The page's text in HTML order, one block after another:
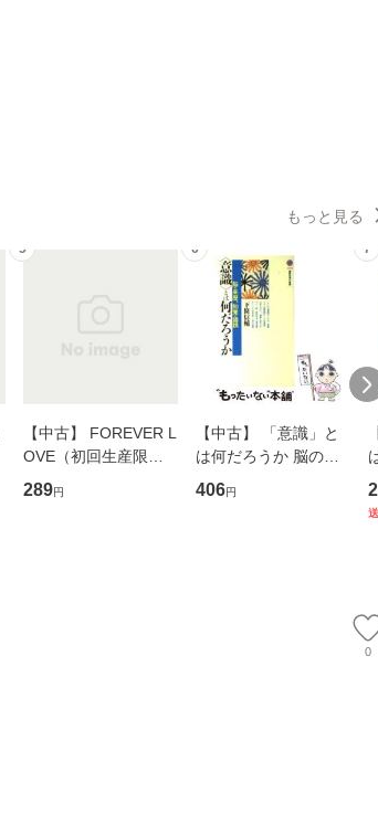
もっと見る
5
【中古】 FOREVER L
OVE（初回生産限定
盤） / 清水翔太×加藤
ミリヤ / [CD]【メール
289円
6
【中古】 「意識」と
は何だろうか 脳の来
歴、知覚の錯誤 （講
談社現代新書） / 下条
406円
7
0